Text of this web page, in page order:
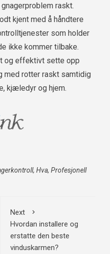
raskt.
kjent med å håndtere
som holder
ikke kommer tilbake.
og effektivt sette opp
med rotter raskt samtidig
kjæledyr og hjem.
, Hva, Profesjonell
Next
Hvordan installere og
erstatte den beste
vinduskarmen?